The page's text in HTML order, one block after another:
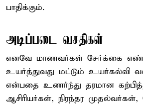
பாதிக்கும்.
அடிப்படை வசதிகள்
எனவே மாணவர்கள் சேர்க்கை
உயர்த்துவது மட்டும் உயர்கல்வி
என்பதை உணர்ந்து தரமான
ஆசிரியர்கள், நிரந்தர